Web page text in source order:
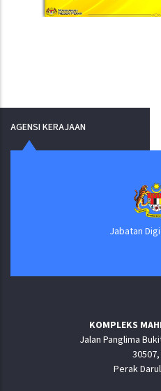
AGENSI KERAJAAN
Jabatan
KOMPLEKS
Jalan Panglima
Perak